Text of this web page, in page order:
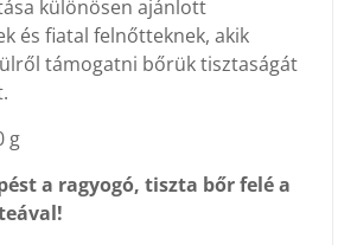
különösen ajánlott
és fiatal felnőtteknek, akik
támogatni bőrük tisztaságát
g
a ragyogó, tiszta bőr felé a